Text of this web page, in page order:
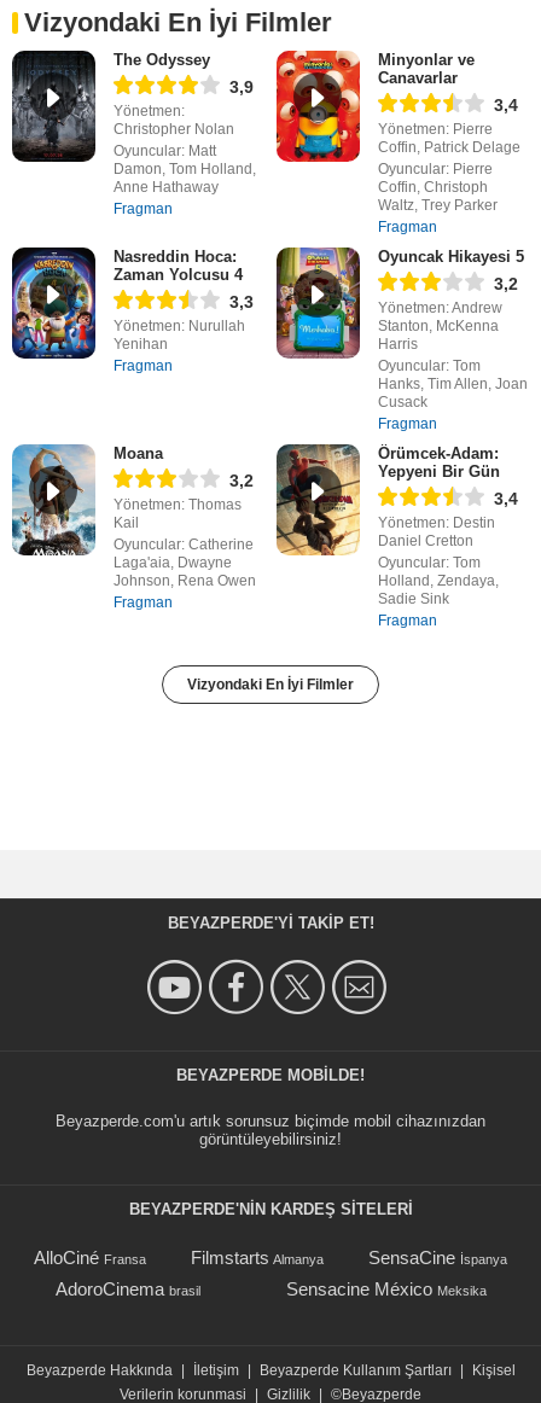
Vizyondaki En İyi Filmler
The Odyssey
3,9
Yönetmen:
Christopher Nolan
Oyuncular: Matt
Damon, Tom Holland,
Anne Hathaway
Fragman
Minyonlar ve
Canavarlar
3,4
Yönetmen: Pierre
Coffin, Patrick Delage
Oyuncular: Pierre
Coffin, Christoph
Waltz, Trey Parker
Fragman
Nasreddin Hoca:
Zaman Yolcusu 4
3,3
Yönetmen: Nurullah
Yenihan
Fragman
Oyuncak Hikayesi 5
3,2
Yönetmen: Andrew
Stanton, McKenna
Harris
Oyuncular: Tom
Hanks, Tim Allen, Joan
Cusack
Fragman
Moana
3,2
Yönetmen: Thomas
Kail
Oyuncular: Catherine
Laga'aia, Dwayne
Johnson, Rena Owen
Fragman
Örümcek-Adam:
Yepyeni Bir Gün
3,4
Yönetmen: Destin
Daniel Cretton
Oyuncular: Tom
Holland, Zendaya,
Sadie Sink
Fragman
Vizyondaki En İyi Filmler
BEYAZPERDE'YI TAKIP ET!
BEYAZPERDE MOBILDE!
Beyazperde.com'u artık sorunsuz biçimde mobil cihazınızdan
görüntüleyebilirsiniz!
BEYAZPERDE'NIN KARDEŞ SİTELERİ
AlloCiné Fransa Filmstarts Almanya SensaCine İspanya
AdoroCinema brasil Sensacine México Meksika
Beyazperde Hakkında | İletişim | Beyazperde Kullanım Şartları |
Kişisel
Verilerin korunmasi
| Gizlilik | ©Beyazperde